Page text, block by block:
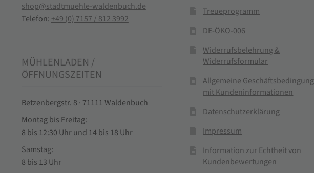
shop@stadtmuehle-waldenbuch.de
Telefon: +49 (0) 7157 / 812 3992
MÜHLENLADEN /
ÖFFNUNGSZEITEN
Betzenbergstr. 8 · 71111 Waldenbuch
Montag bis Freitag:
8 bis 12:30 Uhr und 14 bis 18 Uhr
Samstag:
8 bis 13 Uhr
Treueprogramm
DE-ÖKO-006
Widerrufsbelehrung &
Widerrufsformular
Allgemeine
mit Kundeninformationen
Datenschutzerklärung
Impressum
Information zur Echtheit von
Kundenbewertungen